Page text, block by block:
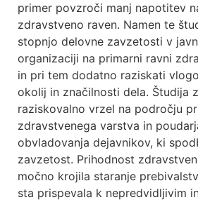
primer povzroči manj napotitev
zdravstveno raven. Namen te
stopnjo delovne zavzetosti v
organizaciji na primarni ravni
in pri tem dodatno raziskati
okolij in značilnosti dela. Študija
raziskovalno vrzel na področju
zdravstvenega varstva in
obvladovanja dejavnikov, ki
zavzetost. Prihodnost
močno krojila staranje
sta prispevala k nepredvidljivim